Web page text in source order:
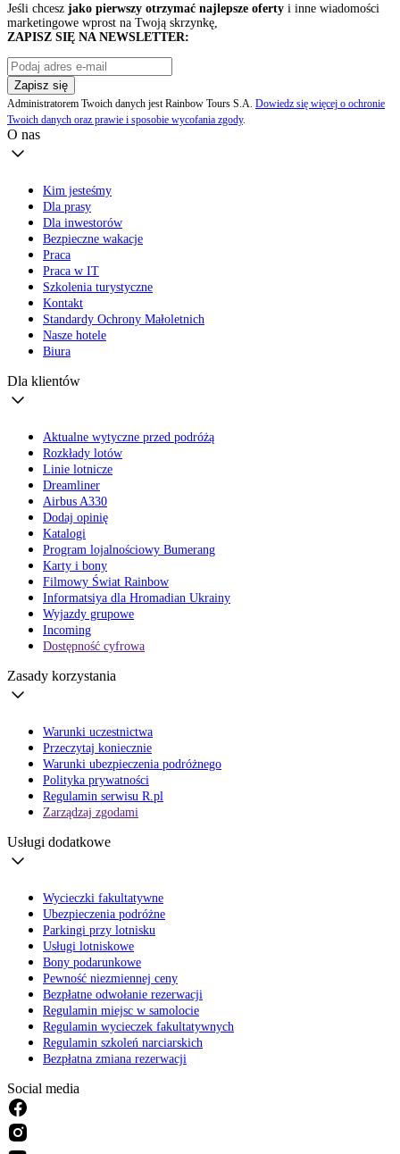
Jeśli chcesz jako pierwszy otrzymać najlepsze oferty i inne wiadomości
marketingowe wprost na Twoją skrzynkę,
ZAPISZ SIĘ NA NEWSLETTER:
Zapisz się
Administratorem Twoich danych jest Rainbow Tours S.A. Dowiedz się więcej o ochronie
Twoich danych oraz prawie i sposobie wycofania zgody.
O nas
Kim jesteśmy
Dla prasy
Dla inwestorów
Bezpieczne wakacje
Praca
Praca w IT
Szkolenia turystyczne
Kontakt
Standardy Ochrony Małoletnich
Nasze hotele
Biura
Dla klientów
Aktualne wytyczne przed podróżą
Rozkłady lotów
Linie lotnicze
Dreamliner
Airbus A330
Dodaj opinię
Katalogi
Program lojalnościowy Bumerang
Karty i bony
Filmowy Świat Rainbow
Informatsiya dla Hromadian Ukrainy
Wyjazdy grupowe
Incoming
Dostępność cyfrowa
Zasady korzystania
Warunki uczestnictwa
Przeczytaj koniecznie
Warunki ubezpieczenia podróżnego
Polityka prywatności
Regulamin serwisu R.pl
Zarządzaj zgodami
Usługi dodatkowe
Wycieczki fakultatywne
Ubezpieczenia podróżne
Parkingi przy lotnisku
Usługi lotniskowe
Bony podarunkowe
Pewność niezmiennej ceny
Bezpłatne odwołanie rezerwacji
Regulamin miejsc w samolocie
Regulamin wycieczek fakultatywnych
Regulamin szkoleń narciarskich
Bezpłatna zmiana rezerwacji
Social media